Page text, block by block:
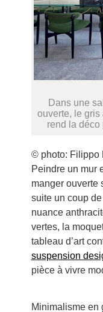
Dans une
ouverte, le gris
rend la déco
© photo: Filippo
Peindre un mur
manger ouverte
suite un coup
nuance
vertes, la
tableau d’art
suspension
pièce à vivre
Minimalisme en